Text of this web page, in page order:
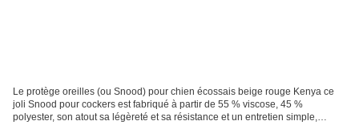
Le protège oreilles (ou Snood) pour chien écossais beige rouge Kenya ce
joli Snood pour cockers est fabriqué à partir de 55 % viscose, 45 %
polyester, son atout sa légèreté et sa résistance et un entretien simple,